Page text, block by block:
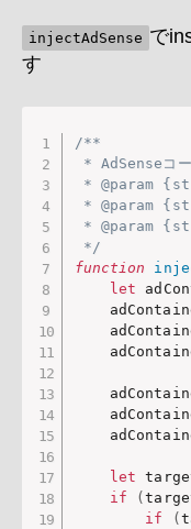
injectAdSense で
す
/**
* AdSenseコー
* @param
* @param
* @param
*/
function
let
let
if
(
if
(